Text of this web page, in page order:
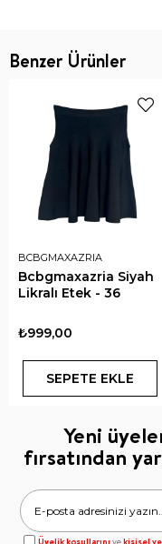
Benzer Ürünler
BCBGMAXAZRIA
Bcbgmaxazria Siyah
Likralı Etek - 36
₺999,00
SEPETE EKLE
Yeni
fırsatından
Üyelik koşullarını vekişisel